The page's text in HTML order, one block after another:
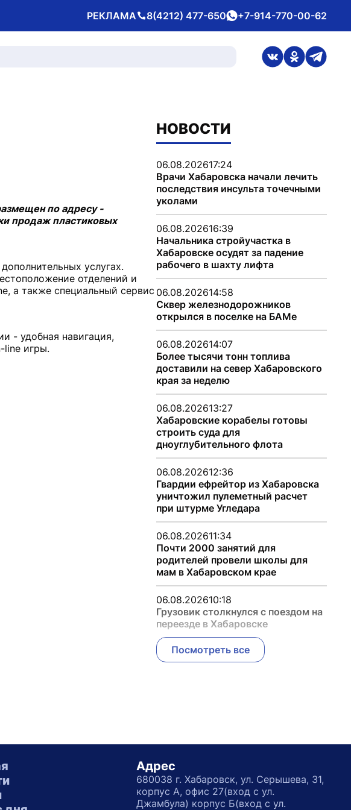
РЕКЛАМА
Телефон 8(4212) 477-650whatsApp
+7-914-770-00-62
ссылка на
ссылка на
по адресу -
продаж пластиковых
услугах.
отделений и
а также специальный сервис
- удобная навигация,
line игры.
НОВОСТИ
06.08.202617:24
Врачи Хабаровска начали лечить
последствия инсульта точечными
уколами
06.08.202616:39
Начальника стройучастка в
Хабаровске осудят за падение
рабочего в шахту лифта
06.08.202614:58
Сквер железнодорожников
открылся в поселке на БАМе
06.08.202614:07
Более тысячи тонн топлива
доставили на север Хабаровского
края за неделю
06.08.202613:27
Хабаровские корабелы готовы
строить суда для
дноуглубительного флота
06.08.202612:36
Гвардии ефрейтор из Хабаровска
уничтожил пулеметный расчет
при штурме Угледара
06.08.202611:34
Почти 2000 занятий для
родителей провели школы для
мам в Хабаровском крае
06.08.202610:18
Грузовик столкнулся с поездом на
переезде в Хабаровске
Посмотреть все
Адрес
680038 г. Хабаровск, ул. Серышева, 31,
корпус А, офис 27(вход с ул.
Джамбула) корпус Б(вход с ул.